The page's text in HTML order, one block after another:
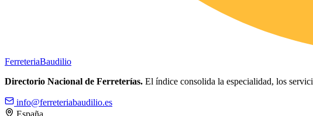
FerreteriaBaudilio
Directorio Nacional de Ferreterías. El índice consolida la especialidad, los
info@ferreteriabaudilio.es